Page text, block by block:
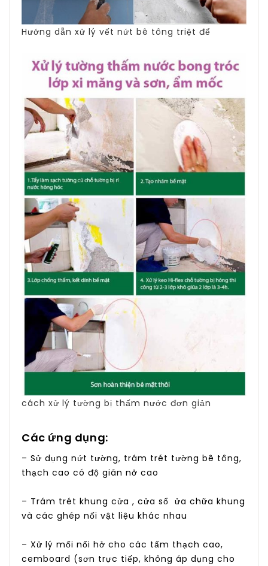
Hướng dẫn xử lý vết nứt bê tông triệt để
cách xử lý tường bị thấm nước đơn giản
Các ứng dụng:
– Sử dụng nứt tường, trám trét tường bê tông,
thạch cao có độ giãn nở cao
– Trám trét khung cửa , cửa sổ ửa chữa khung
và các ghép nối vật liệu khác nhau
– Xử lý mối nối hở cho các tấm thạch cao,
cemboard (sơn trực tiếp, không áp dụng cho